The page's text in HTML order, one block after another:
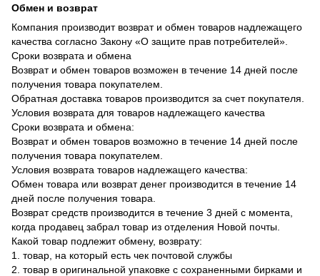
Обмен и возврат
Компания производит возврат и обмен товаров надлежащего
качества согласно Закону «О защите прав потребителей».
Сроки возврата и обмена
Возврат и обмен товаров возможен в течение 14 дней после
получения товара покупателем.
Обратная доставка товаров производится за счет покупателя.
Условия возврата для товаров надлежащего качества
Сроки возврата и обмена:
Возврат и обмен товаров возможно в течение 14 дней после
получения товара покупателем.
Условия возврата товаров надлежащего качества:
Обмен товара или возврат денег производится в течение 14
дней после получения товара.
Возврат средств производится в течение 3 дней с момента,
когда продавец забрал товар из отделения Новой почты.
Какой товар подлежит обмену, возврату:
1. товар, на который есть чек почтовой службы
2. товар в оригинальной упаковке с сохраненными бирками и